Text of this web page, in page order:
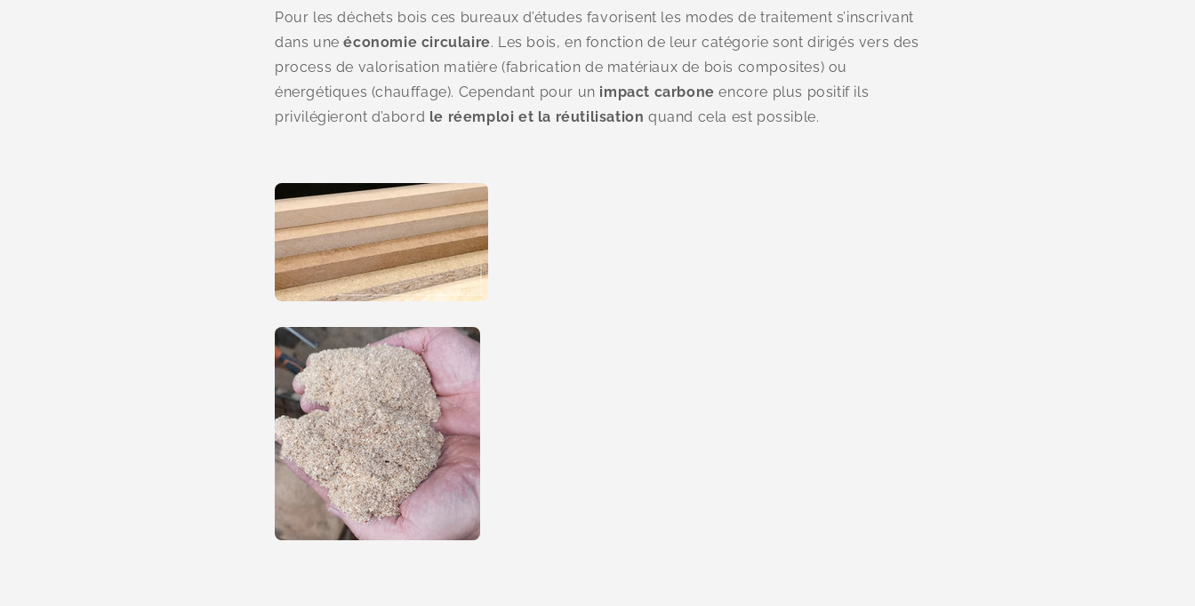
Pour les déchets bois ces bureaux d’études favorisent les modes de traitement s’inscrivant
dans uneéconomie circulaire. Les bois, en fonction de leur catégorie sont dirigés vers des
process de valorisation matière (fabrication de matériaux de bois composites) ou
énergétiques (chauffage). Cependant pour un impact carbone encore plus positif ils
privilégieront d’abord le réemploi et la réutilisation quand cela est possible.